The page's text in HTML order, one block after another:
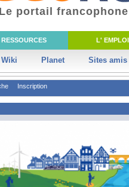
RESSOURCES L' EMPLOI
Wiki Planet Sites amis
Le portail
Inscription